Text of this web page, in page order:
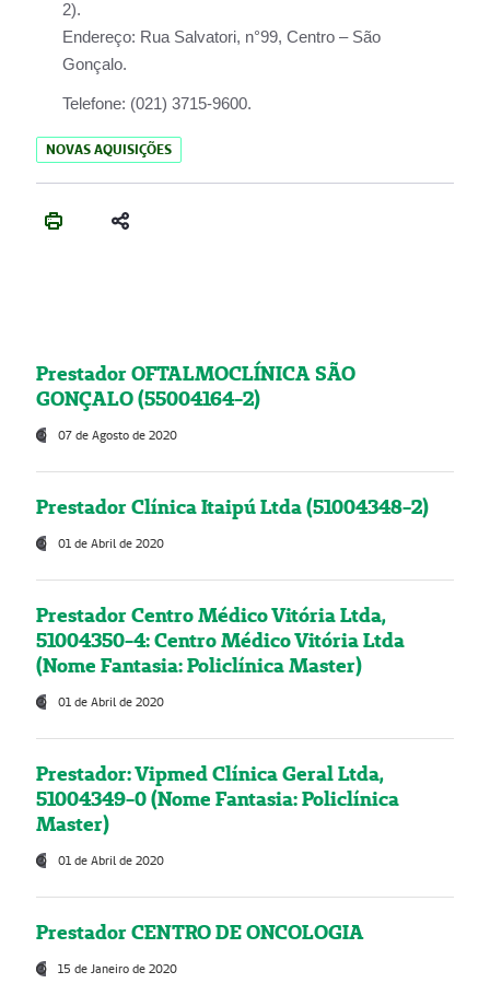
2).
Endereço: Rua Salvatori, n°99, Centro – São
Gonçalo.
Telefone: (021) 3715-9600.
NOVAS AQUISIÇÕES
Prestador OFTALMOCLÍNICA SÃO
GONÇALO (55004164-2)
07 de Agosto de 2020
Prestador Clínica Itaipú Ltda (51004348-2)
01 de Abril de 2020
Prestador Centro Médico Vitória Ltda,
51004350-4: Centro Médico Vitória Ltda
(Nome Fantasia: Policlínica Master)
01 de Abril de 2020
Prestador: Vipmed Clínica Geral Ltda,
51004349-0 (Nome Fantasia: Policlínica
Master)
01 de Abril de 2020
Prestador CENTRO DE ONCOLOGIA
15 de Janeiro de 2020